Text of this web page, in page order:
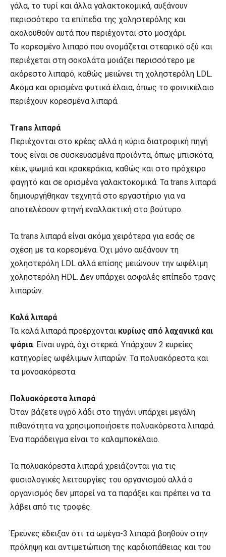
γάλα, το τυρί και άλλα γαλακτοκομικά, αυξάνουν
περισσότερο τα επίπεδα της χοληστερόλης και
ακολουθούν αυτά που περιέχονται στο μοσχάρι.
Το κορεσμένο λιπαρό που ονομάζεται στεαρικό οξύ και
περιέχεται στη σοκολάτα μοιάζει περισσότερο με
ακόρεστο λιπαρό, καθώς μειώνει τη χοληστερόλη LDL.
Ακόμα και ορισμένα φυτικά έλαια, όπως το φοινικέλαιο
περιέχουν κορεσμένα λιπαρά.
Trans λιπαρά
Περιέχονται στο κρέας αλλά η κύρια διατροφική πηγή
τους είναι σε συσκευασμένα προϊόντα, όπως μπισκότα,
κέικ, ψωμιά και κρακεράκια, καθώς και στο πρόχειρο
φαγητό και σε ορισμένα γαλακτοκομικά. Τα trans λιπαρά
δημιουργήθηκαν τεχνητά στο εργαστήριο για να
αποτελέσουν φτηνή εναλλακτική στο βούτυρο.
Τα trans λιπαρά είναι ακόμα χειρότερα για εσάς σε
σχέση με τα κορεσμένα. Όχι μόνο αυξάνουν τη
χοληστερόλη LDL αλλά επίσης μειώνουν την ωφέλιμη
χοληστερόλη HDL. Δεν υπάρχει ασφαλές επίπεδο τρανς
λιπαρών.
Καλά λιπαρά
Τα καλά λιπαρά προέρχονται κυρίως από λαχανικά και
ψάρια. Είναι υγρά, όχι στερεά. Υπάρχουν 2 ευρείες
κατηγορίες ωφέλιμων λιπαρών. Τα πολυακόρεστα και
τα μονοακόρεστα.
Πολυακόρεστα λιπαρά
Όταν βάζετε υγρό λάδι στο τηγάνι υπάρχει μεγάλη
πιθανότητα να χρησιμοποιήσετε πολυακόρεστα λιπαρά.
Ένα παράδειγμα είναι το καλαμποκέλαιο.
Τα πολυακόρεστα λιπαρά χρειάζονται για τις
φυσιολογικές λειτουργίες του οργανισμού αλλά ο
οργανισμός δεν μπορεί να τα παράξει και πρέπει να τα
λάβει από τις τροφές.
Έρευνες έδειξαν ότι τα ωμέγα-3 λιπαρά βοηθούν στην
πρόληψη και αντιμετώπιση της καρδιοπάθειας και του